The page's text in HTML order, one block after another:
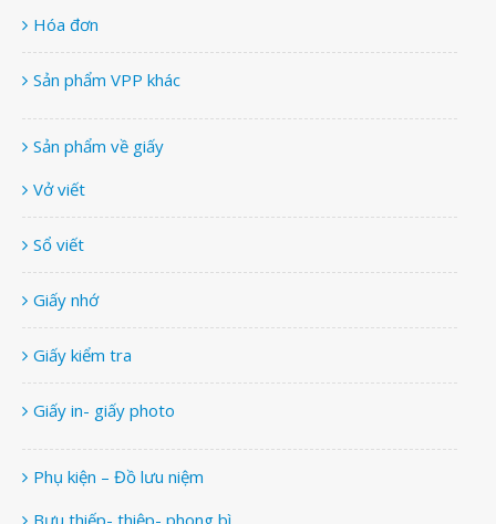
Hóa đơn
Sản phẩm VPP khác
Sản phẩm về giấy
Vở viết
Sổ viết
Giấy nhớ
Giấy kiểm tra
Giấy in- giấy photo
Phụ kiện – Đồ lưu niệm